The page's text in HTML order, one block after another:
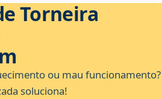
Torneira
ou mau funcionamento?
soluciona!